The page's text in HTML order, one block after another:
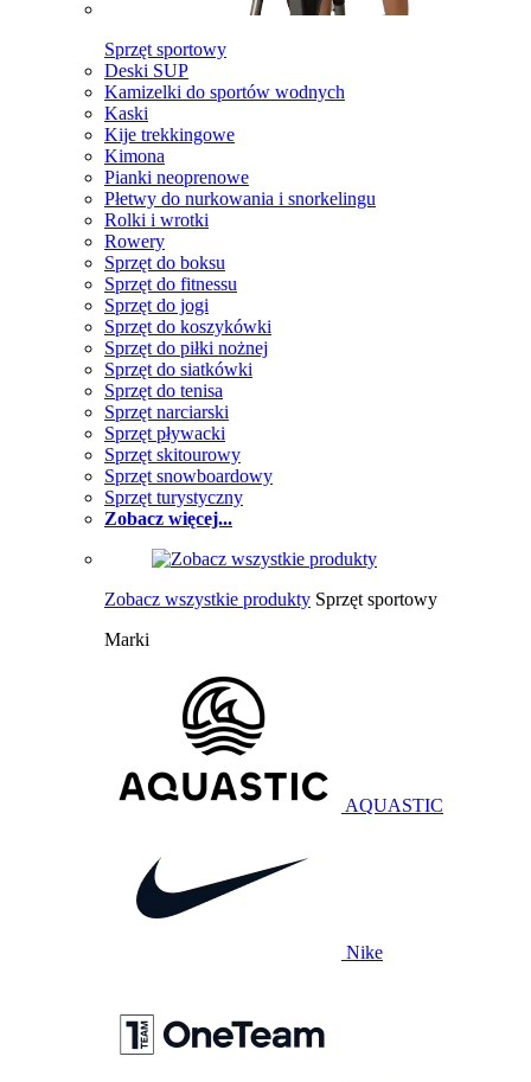
Sprzęt sportowy
Deski SUP
Kamizelki do sportów wodnych
Kaski
Kije trekkingowe
Kimona
Pianki neoprenowe
Płetwy do nurkowania i snorkelingu
Rolki i wrotki
Rowery
Sprzęt do boksu
Sprzęt do fitnessu
Sprzęt do jogi
Sprzęt do koszykówki
Sprzęt do piłki nożnej
Sprzęt do siatkówki
Sprzęt do tenisa
Sprzęt narciarski
Sprzęt pływacki
Sprzęt skitourowy
Sprzęt snowboardowy
Sprzęt turystyczny
Zobacz więcej...
Zobacz wszystkie produkty Sprzęt sportowy
Marki
AQUASTIC
Nike